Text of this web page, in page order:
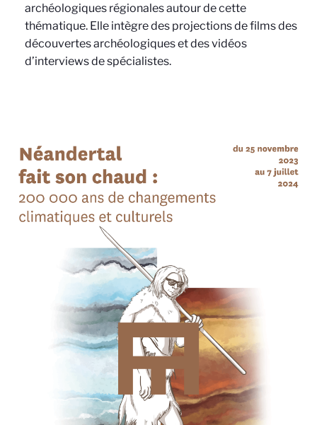
archéologiques régionales autour de cette
thématique. Elle intègre des projections de films des
découvertes archéologiques et des vidéos
d’interviews de spécialistes.